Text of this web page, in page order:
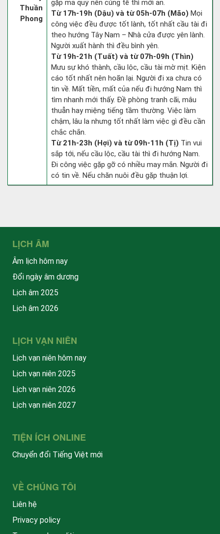
Thuần
Phong
gặp ma quỷ nên cúng tế thì mới an.
Từ 17h-19h (Dậu) và từ 05h-07h (Mão) Mọi
công việc đều được tốt lành, tốt nhất cầu tài đi
theo hướng Tây Nam – Nhà cửa được yên lành.
Người xuất hành thì đều bình yên.
Từ 19h-21h (Tuất) và từ 07h-09h (Thìn)
Mưu sự khó thành, cầu lộc, cầu tài mờ mịt. Kiện
cáo tốt nhất nên hoãn lại. Người đi xa chưa có
tin về. Mất tiền, mất của nếu đi hướng Nam thì
tìm nhanh mới thấy. Đề phòng tranh cãi, mâu
thuẫn hay miệng tiếng tầm thường. Việc làm
chậm, lâu la nhưng tốt nhất làm việc gì đều cần
chắc chắn.
Từ 21h-23h (Hợi) và từ 09h-11h (Tị) Tin vui
sắp tới, nếu cầu lộc, cầu tài thì đi hướng Nam.
Đi công việc gặp gỡ có nhiều may mắn. Người đi
có tin về. Nếu chăn nuôi đều gặp thuận lợi.
LỊCH ÂM
Âm lịch hôm nay
Đổi ngày âm dương
Lịch âm 2025
Lịch âm 2026
LỊCH VẠN NIÊN
Lịch vạn niên hôm nay
Lịch vạn niên 2025
Lịch vạn niên 2026
Lịch vạn niên 2027
TIỆN ÍCH ONLINE
Chuyển đổi Tiếng Việt mới
VỀ CHÚNG TÔI
Liên hệ
Privacy policy